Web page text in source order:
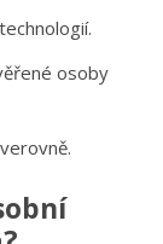
osoby